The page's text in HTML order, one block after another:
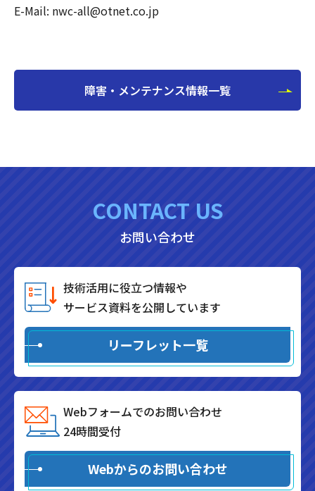
E-Mail: nwc-all@otnet.co.jp
障害・メンテナンス情報一覧
CONTACT US
お問い合わせ
技術活用に役立つ情報や
サービス資料を公開しています
リーフレット一覧
Webフォームでのお問い合わせ
24時間受付
Webからのお問い合わせ